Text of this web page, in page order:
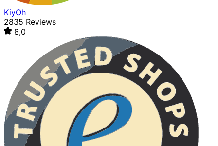
KiyOh
2835 Reviews
8,0